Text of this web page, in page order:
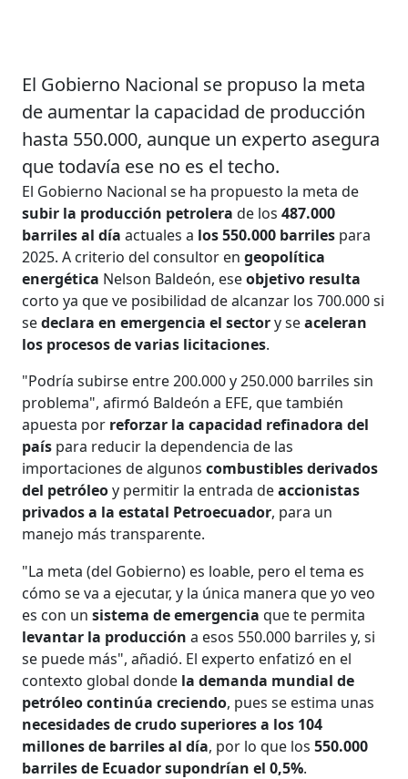
El Gobierno Nacional se propuso la meta
de aumentar la capacidad de producción
hasta 550.000, aunque un experto asegura
que todavía ese no es el techo.
El Gobierno Nacional se ha propuesto la meta de
subir la producción petrolerade los487.000
barriles al díaactuales a los 550.000 barriles para
2025. A criterio del consultor engeopolítica
energética Nelson Baldeón, eseobjetivo resulta
corto ya que ve posibilidad de alcanzar los 700.000 si
sedeclara en emergencia el sectory seaceleran
los procesos de varias licitaciones.
"Podría subirse entre 200.000 y 250.000 barriles sin
problema", afirmó Baldeón a EFE, que también
apuesta por reforzar la capacidad refinadora del
país para reducir la dependencia de las
importaciones de algunoscombustibles derivados
del petróleoy permitir la entrada deaccionistas
privados a la estatal Petroecuador, para un
manejo más transparente.
"La meta (del Gobierno) es loable, pero el tema es
cómo se va a ejecutar, y la única manera que yo veo
es con unsistema de emergenciaque te permita
levantar la produccióna esos 550.000 barriles y, si
se puede más", añadió. El experto enfatizó en el
contexto global donde la demanda mundial de
petróleo continúa creciendo, pues se estima unas
necesidades de crudo superiores a los 104
millones de barriles al día, por lo que los550.000
barriles de Ecuador supondrían el 0,5%.